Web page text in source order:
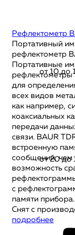
Рефлектометр
Портативный
рефлектометр
Портативные
рефлектометры
для
всех видов
как например,
коаксиальных
передачи
связи. BAUR
встроенную
сообщений, чем
возможность
с
памяти прибора.
Снят с
подробнее
от 10 до
от 20 до